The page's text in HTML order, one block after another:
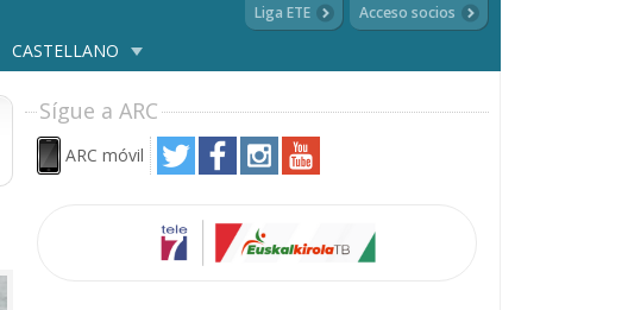
CASTELLANO
Liga ETE Acceso socios
Sígue a ARC
ARC móvil